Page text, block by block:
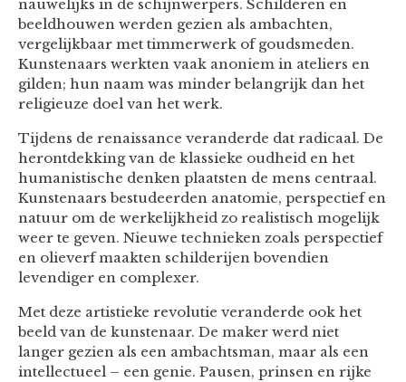
nauwelijks in de schijnwerpers. Schilderen en
beeldhouwen werden gezien als ambachten,
vergelijkbaar met timmerwerk of goudsmeden.
Kunstenaars werkten vaak anoniem in ateliers en
gilden; hun naam was minder belangrijk dan het
religieuze doel van het werk.
Tijdens de renaissance veranderde dat radicaal. De
herontdekking van de klassieke oudheid en het
humanistische denken plaatsten de mens centraal.
Kunstenaars bestudeerden anatomie, perspectief en
natuur om de werkelijkheid zo realistisch mogelijk
weer te geven. Nieuwe technieken zoals perspectief
en olieverf maakten schilderijen bovendien
levendiger en complexer.
Met deze artistieke revolutie veranderde ook het
beeld van de kunstenaar. De maker werd niet
langer gezien als een ambachtsman, maar als een
intellectueel – een genie. Pausen, prinsen en rijke